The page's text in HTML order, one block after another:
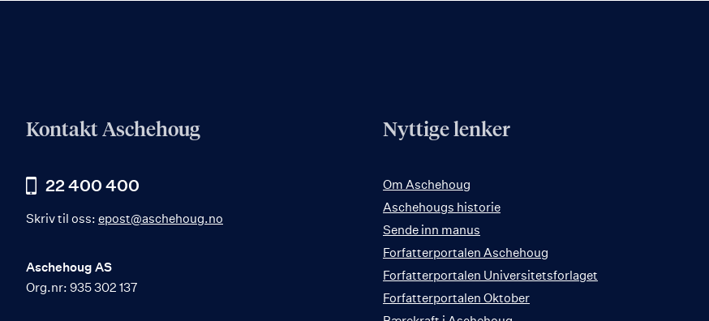
Kontakt Aschehoug
22 400 400
Skriv til oss: epost@aschehoug.no
Aschehoug AS
Org.nr: 935 302 137
Nyttige lenker
Om Aschehoug
Aschehougs historie
Sende inn manus
Forfatterportalen Aschehoug
Forfatterportalen Universitetsforlaget
Forfatterportalen Oktober